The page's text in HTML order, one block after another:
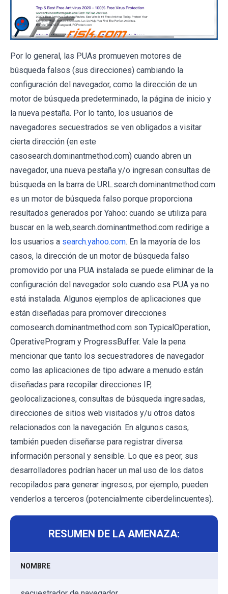
Por lo general, las PUAs promueven motores de
búsqueda falsos (sus direcciones) cambiando la
configuración del navegador, como la dirección de un
motor de búsqueda predeterminado, la página de inicio y
la nueva pestaña. Por lo tanto, los usuarios de
navegadores secuestrados se ven obligados a visitar
cierta dirección (en este
casosearch.dominantmethod.com) cuando abren un
navegador, una nueva pestaña y/o ingresan consultas de
búsqueda en la barra de URL.search.dominantmethod.com
es un motor de búsqueda falso porque proporciona
resultados generados por Yahoo: cuando se utiliza para
buscar en la web,search.dominantmethod.com redirige a
los usuarios a search.yahoo.com. En la mayoría de los
casos, la dirección de un motor de búsqueda falso
promovido por una PUA instalada se puede eliminar de la
configuración del navegador solo cuando esa PUA ya no
está instalada. Algunos ejemplos de aplicaciones que
están diseñadas para promover direcciones
comosearch.dominantmethod.com son TypicalOperation,
OperativeProgram y ProgressBuffer. Vale la pena
mencionar que tanto los secuestradores de navegador
como las aplicaciones de tipo adware a menudo están
diseñadas para recopilar direcciones IP,
geolocalizaciones, consultas de búsqueda ingresadas,
direcciones de sitios web visitados y/u otros datos
relacionados con la navegación. En algunos casos,
también pueden diseñarse para registrar diversa
información personal y sensible. Lo que es peor, sus
desarrolladores podrían hacer un mal uso de los datos
recopilados para generar ingresos, por ejemplo, pueden
venderlos a terceros (potencialmente ciberdelincuentes).
RESUMEN DE LA AMENAZA:
NOMBRE